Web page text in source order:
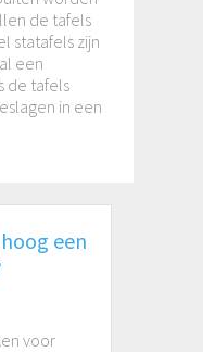
de tafels
statafels zijn
een
de tafels
in een
een
voor